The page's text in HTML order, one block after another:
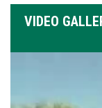
VIDEO